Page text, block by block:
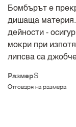
РазмерS
Отговаря на размера
Бомбърът е
дишаща материя.
дейности -
мокри при
липсва са